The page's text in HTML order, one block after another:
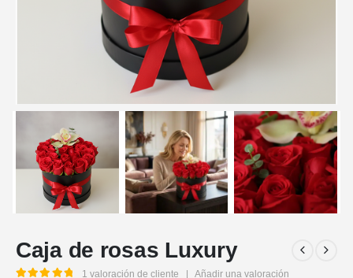
Caja de rosas Luxury
1 valoración de cliente Añadir una valoración